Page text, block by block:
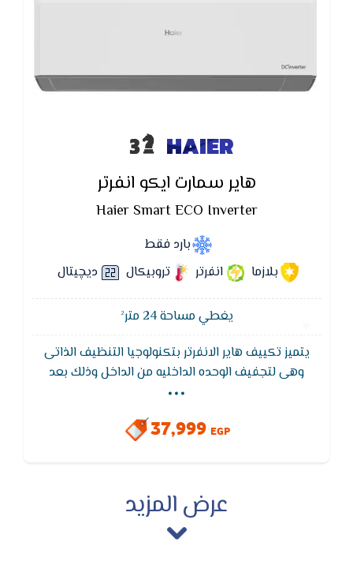
HAIER
هاير سمارت ايكو انفرتر
Haier Smart ECO Inverter
بارد فقط
بلازما
انفرتر تروبيكال ديچيتال
يغطي مساحة 24 متر²
يتميز تكييف هاير الانفرتر بتكنولوجيا التنظيف الذاتى
وهى لتجفيف الوحده الداخليه من الداخل وذلك بعد
الإطفاء للحفاظ على الجهاز نظيفا وبدون اى روائح كريها
و ايضا تكييف هاير يعمل بالتحكم في نظام تكييف
الهواء الخاص بك من داخل و خارج المنزل باستخدام
...
37,999 EGP
عرض المزيد